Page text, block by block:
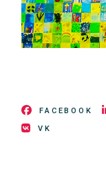
FACEBOOK
VK